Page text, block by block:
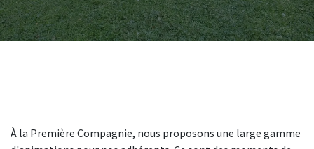
À la Première Compagnie, nous proposons une large gamme